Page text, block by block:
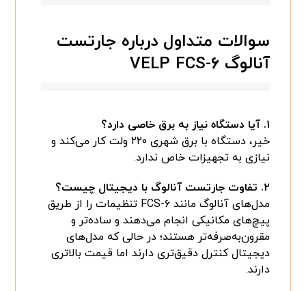
سوالات متداول درباره جارتست
آنالوگ VELP FCS-۶
۱. آیا دستگاه نیاز به برق خاصی دارد؟
خیر، دستگاه با برق شهری ۲۲۰ ولت کار می‌کند و
نیازی به تجهیزات خاص ندارد.
۲. تفاوت جارتست آنالوگ با دیجیتال چیست؟
مدل‌های آنالوگ مانند FCS-۶ تنظیمات را از طریق
پیچ‌های مکانیکی انجام می‌دهند و ساده‌تر و
مقرون‌به‌صرفه‌تر هستند؛ در حالی که مدل‌های
دیجیتال کنترل دقیق‌تری دارند اما قیمت بالاتری
دارند.